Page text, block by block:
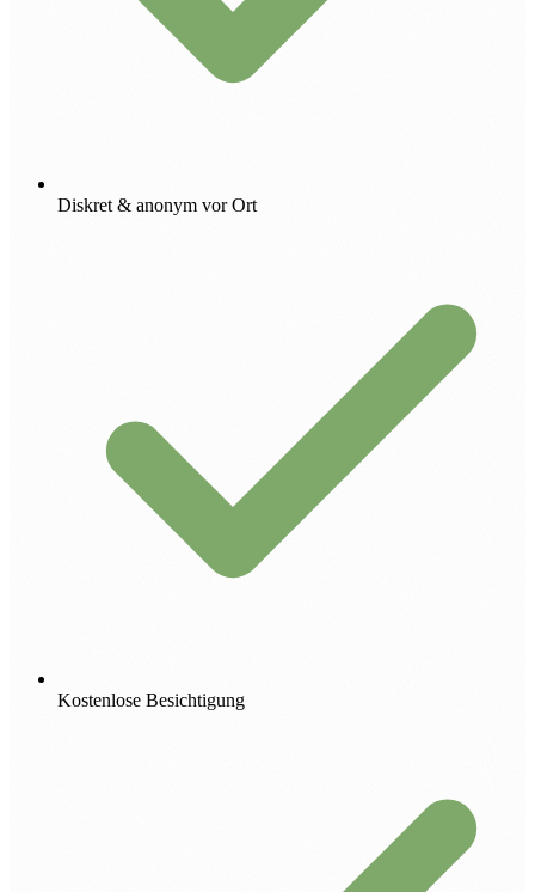
Diskret & anonym vor Ort
Kostenlose Besichtigung